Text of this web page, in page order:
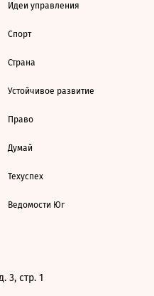
Идеи управления
Спорт
Страна
Устойчивое развитие
Право
Думай
Техуспех
Ведомости Юг
3, стр. 1